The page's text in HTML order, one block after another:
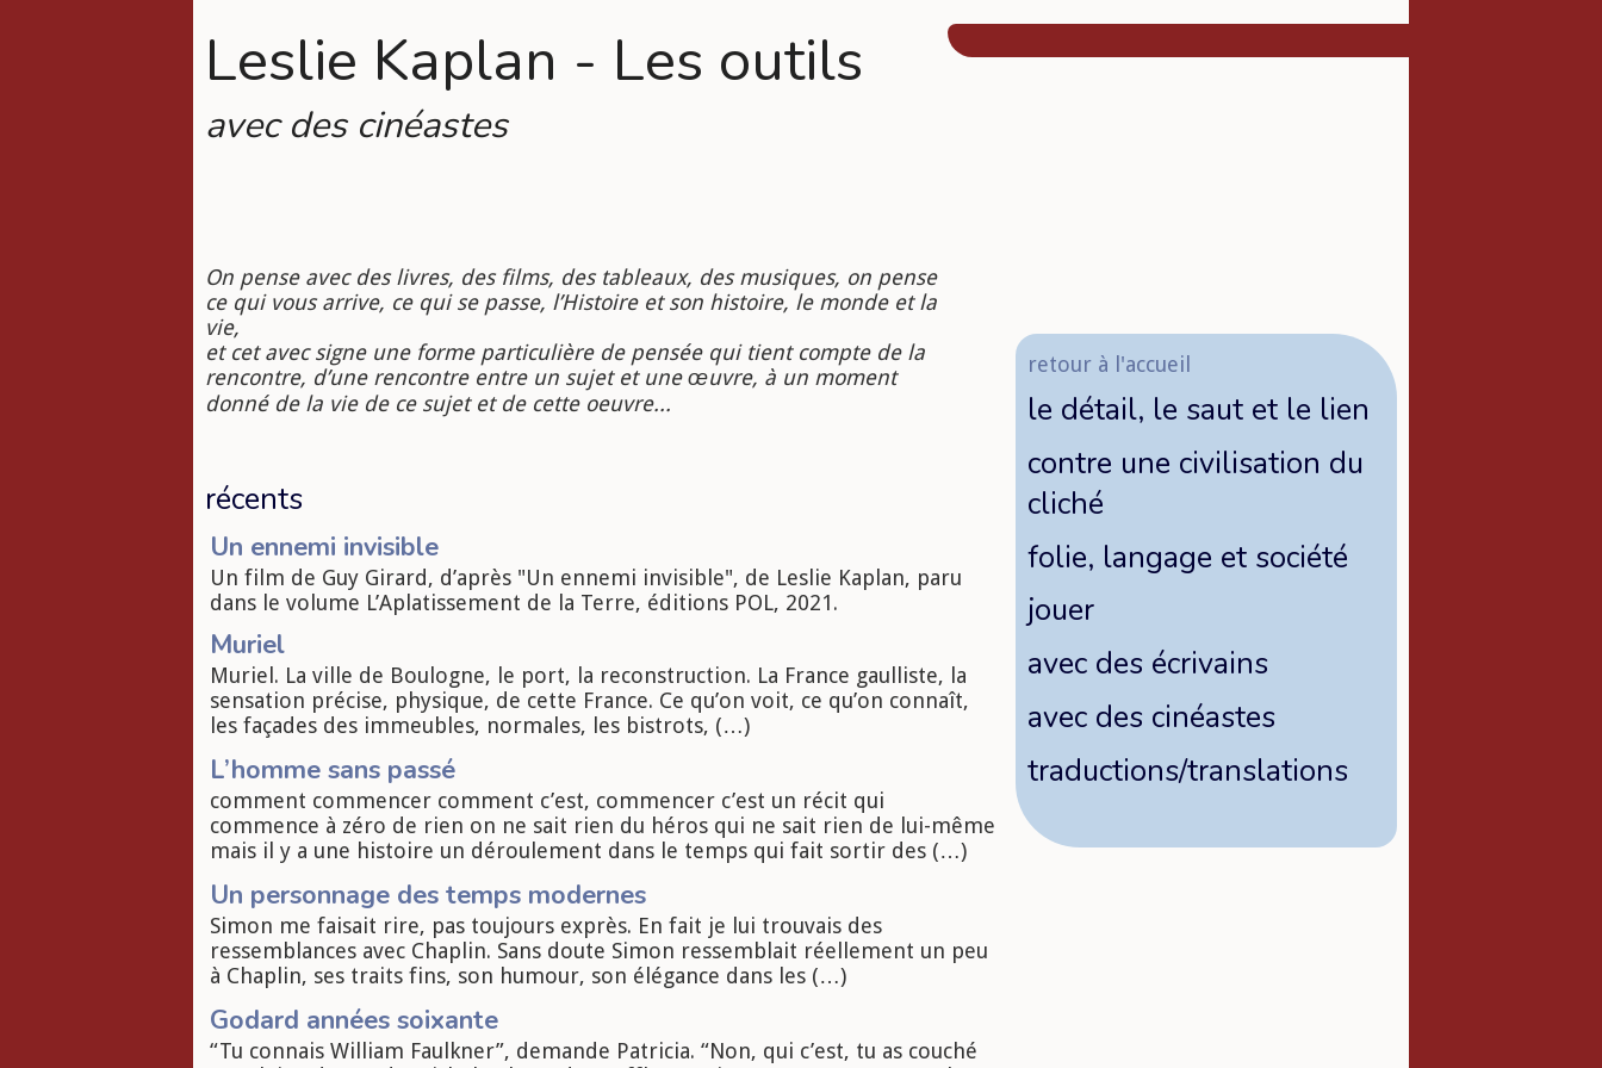
Leslie Kaplan - Les outils
avec des cinéastes
On pense avec des livres, des films, des tableaux, des musiques, on pense
ce qui vous arrive, ce qui se passe, l’Histoire et son histoire, le monde et la
vie,
et cet avec signe une forme particulière de pensée qui tient compte de la
rencontre, d’une rencontre entre un sujet et une œuvre, à un moment
donné de la vie de ce sujet et de cette oeuvre...
récents
Un ennemi invisible
Un film de Guy Girard, d’après "Un ennemi invisible", de Leslie Kaplan, paru
dans le volume L’Aplatissement de la Terre, éditions POL, 2021.
Muriel
Muriel. La ville de Boulogne, le port, la reconstruction. La France gaulliste, la
sensation précise, physique, de cette France. Ce qu’on voit, ce qu’on connaît,
les façades des immeubles, normales, les bistrots, (…)
L’homme sans passé
comment commencer comment c’est, commencer c’est un récit qui
commence à zéro de rien on ne sait rien du héros qui ne sait rien de lui-même
mais il y a une histoire un déroulement dans le temps qui fait sortir des (…)
Un personnage des temps modernes
Simon me faisait rire, pas toujours exprès. En fait je lui trouvais des
ressemblances avec Chaplin. Sans doute Simon ressemblait réellement un peu
à Chaplin, ses traits fins, son humour, son élégance dans les (…)
Godard années soixante
“Tu connais William Faulkner”, demande Patricia. “Non, qui c’est, tu as couché
retour à l'accueil
le détail, le saut et le lien
contre une civilisation du
cliché
folie, langage et société
jouer
avec des écrivains
avec des cinéastes
traductions/translations